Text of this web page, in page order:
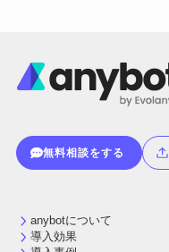
無料相談をする
anybotについて
導入効果